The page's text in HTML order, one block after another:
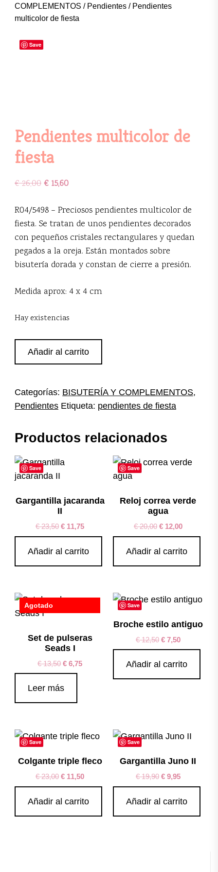
COMPLEMENTOS / Pendientes / Pendientes
multicolor de fiesta
Save
Pendientes multicolor de
fiesta
€26,00€ 15,60
R04/5498 – Preciosos pendientes multicolor de
fiesta. Se tratan de unos pendientes decorados
con pequeños cristales rectangulares y quedan
pegados a la oreja. Están montados sobre
bisutería dorada y constan de cierre a presión.
Medida aprox: 4 x 4 cm
Hay existencias
multicolor
cantidad
Añadir al carrito
Categorías: BISUTERÍA Y COMPLEMENTOS,
Pendientes Etiqueta: pendientes de fiesta
Productos relacionados
Save
Gargantilla jacaranda
II
€23,50 € 11,75
Añadir al carrito
Save
Reloj correa verde
agua
€20,00 €12,00
Añadir al carrito
Save
Agotado
Set de pulseras
Seads I
€13,50 € 6,75
Leer más
Save
Broche estilo antiguo
€12,50 €7,50
Añadir al carrito
Save
Colgante triple fleco
€23,00 € 11,50
Añadir al carrito
Save
Gargantilla Juno II
€19,90 €9,95
Añadir al carrito